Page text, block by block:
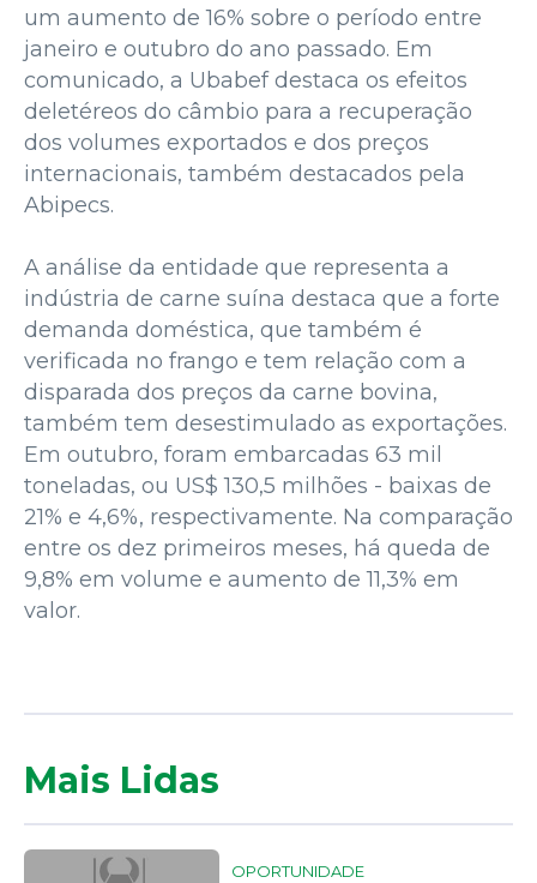
um aumento de 16% sobre o período entre
janeiro e outubro do ano passado. Em
comunicado, a Ubabef destaca os efeitos
deletéreos do câmbio para a recuperação
dos volumes exportados e dos preços
internacionais, também destacados pela
Abipecs.
A análise da entidade que representa a
indústria de carne suína destaca que a forte
demanda doméstica, que também é
verificada no frango e tem relação com a
disparada dos preços da carne bovina,
também tem desestimulado as exportações.
Em outubro, foram embarcadas 63 mil
toneladas, ou US$ 130,5 milhões - baixas de
21% e 4,6%, respectivamente. Na comparação
entre os dez primeiros meses, há queda de
9,8% em volume e aumento de 11,3% em
valor.
Mais Lidas
OPORTUNIDADE